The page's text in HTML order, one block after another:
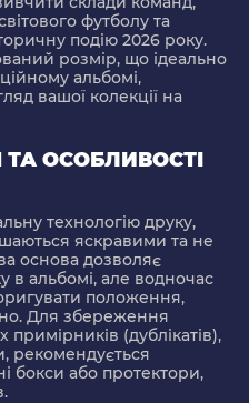
футболу та
подію 2026 року.
розмір, що ідеально
альбомі,
вашої колекції на
ОСОБЛИВОСТІ
технологію друку,
яскравими та не
основа дозволяє
в альбомі, але водночас
положення,
Для збереження
примірників (дублікатів),
рекомендується
бокси або протектори,